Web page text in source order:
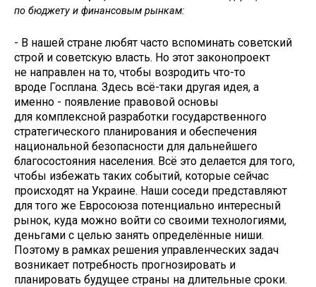
по бюджету и финансовым рынкам:
- В нашей стране любят часто вспоминать советский
строй и советскую власть. Но этот законопроект
не направлен на то, чтобы возродить что-то
вроде Госплана. Здесь всё-таки другая идея, а
именно - появление правовой основы
для комплексной разработки государственного
стратегического планирования и обеспечения
национальной безопасности для дальнейшего
благосостояния населения. Всё это делается для того,
чтобы избежать таких событий, которые сейчас
происходят на Украине. Наши соседи представляют
для того же Евросоюза потенциально интересный
рынок, куда можно войти со своими технологиями,
деньгами с целью занять определённые ниши.
Поэтому в рамках решения управленческих задач
возникает потребность прогнозировать и
планировать будущее страны на длительные сроки.